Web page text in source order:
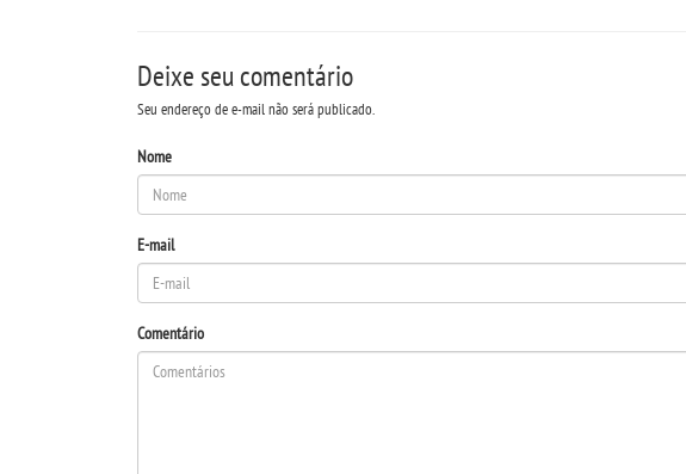
Deixe seu comentário
Seu endereço de e-mail não será publicado.
Nome
E-mail
Comentário